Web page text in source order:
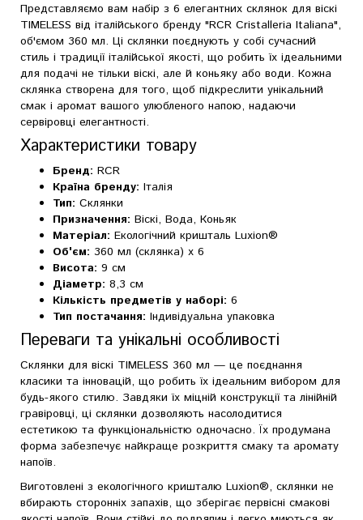
Представляємо вам набір з 6 елегантних склянок для віскі
TIMELESS від італійського бренду "RCR Cristalleria Italiana",
об'ємом 360 мл. Ці склянки поєднують у собі сучасний
стиль і традиції італійської якості, що робить їх ідеальними
для подачі не тільки віскі, але й коньяку або води. Кожна
склянка створена для того, щоб підкреслити унікальний
смак і аромат вашого улюбленого напою, надаючи
сервіровці елегантності.
Характеристики товару
Бренд: RCR
Країна бренду: Італія
Тип: Склянки
Призначення: Віскі, Вода, Коньяк
Матеріал: Екологічний кришталь Luxion®
Об'єм: 360 мл (склянка) x 6
Висота: 9 см
Діаметр: 8,3 см
Кількість предметів у наборі: 6
Тип постачання: Індивідуальна упаковка
Переваги та унікальні особливості
Склянки для віскі TIMELESS 360 мл — це поєднання
класики та інновацій, що робить їх ідеальним вибором для
будь-якого стилю. Завдяки їх міцній конструкції та лінійній
гравіровці, ці склянки дозволяють насолодитися
естетикою та функціональністю одночасно. Їх продумана
форма забезпечує найкраще розкриття смаку та аромату
напоїв.
Виготовлені з екологічного кришталю Luxion®, склянки не
вбирають сторонніх запахів, що зберігає первісні смакові